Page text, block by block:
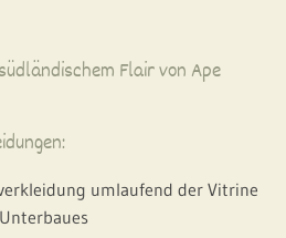
Flair von Ape
umlaufend der Vitrine